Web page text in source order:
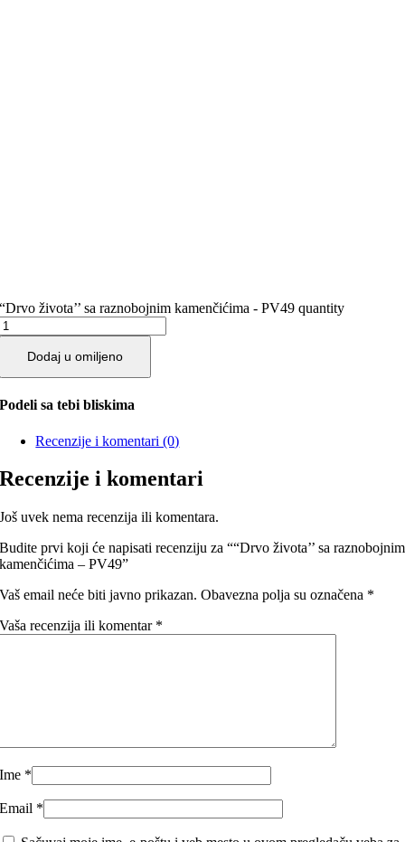
“Drvo života’’ sa raznobojnim kamenčićima - PV49 quantity
Dodaj u omiljeno
Podeli sa tebi bliskima
Recenzije i komentari (0)
Recenzije i komentari
Još uvek nema recenzija ili komentara.
Budite prvi koji će napisati recenziju za ““Drvo života’’ sa raznobojnim
kamenčićima – PV49”
Vaš email neće biti javno prikazan. Obavezna polja su označena *
Vaša recenzija ili komentar *
Ime *
Email *